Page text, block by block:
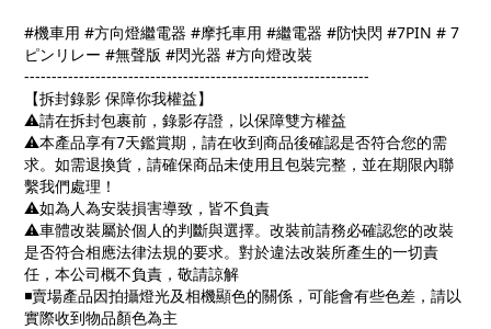
#機車用 #方向燈繼電器 #摩托車用 #繼電器 #防快閃 #7PIN # 7
ピンリレー #無聲版 #閃光器 #方向燈改裝
---------------------------------------------------------------
【拆封錄影 保障你我權益】
⚠️請在拆封包裹前，錄影存證，以保障雙方權益
⚠️本產品享有7天鑑賞期，請在收到商品後確認是否符合您的需
求。如需退換貨，請確保商品未使用且包裝完整，並在期限內聯
繫我們處理！
⚠️如為人為安裝損害導致，皆不負責
⚠️車體改裝屬於個人的判斷與選擇。改裝前請務必確認您的改裝
是否符合相應法律法規的要求。對於違法改裝所產生的一切責
任，本公司概不負責，敬請諒解
◾賣場產品因拍攝燈光及相機顯色的關係，可能會有些色差，請以
實際收到物品顏色為主